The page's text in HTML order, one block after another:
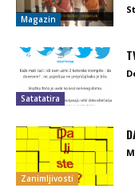
Magazin
Satatatira
Zanimljivosti